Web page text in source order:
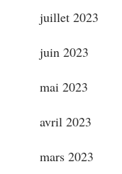
juillet 2023
juin 2023
mai 2023
avril 2023
mars 2023